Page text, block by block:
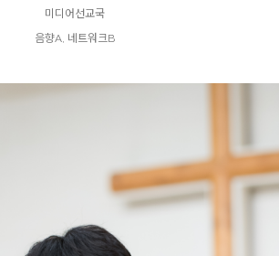
미디어선교국
음향A, 네트워크B